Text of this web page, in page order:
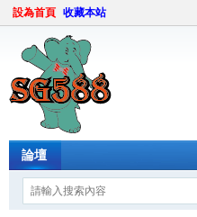
設為首頁 收藏本站
論壇